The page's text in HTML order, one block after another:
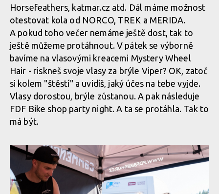
Horsefeathers, katmar.cz atd. Dál máme možnost
otestovat kola od NORCO, TREK a MERIDA.
A pokud toho večer nemáme ještě dost, tak to
ještě můžeme protáhnout. V pátek se výborně
bavíme na vlasovými kreacemi Mystery Wheel
Hair - riskneš svoje vlasy za brýle Viper? OK, zatoč
si kolem "štěstí" a uvidíš, jaký účes na tebe vyjde.
Vlasy dorostou, brýle zůstanou. A pak následuje
FDF Bike shop party night. A ta se protáhla. Tak to
má být.